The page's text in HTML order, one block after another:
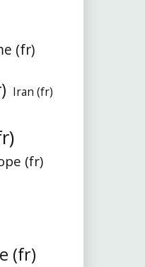
(fr)
Iran (fr)
(fr)
(fr)